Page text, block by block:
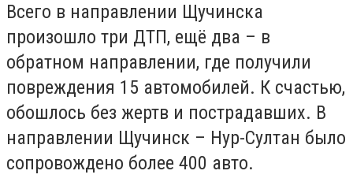
Всего в направлении Щучинска
произошло три ДТП, ещё два – в
обратном направлении, где получили
повреждения 15 автомобилей. К счастью,
обошлось без жертв и пострадавших. В
направлении Щучинск – Нур-Султан было
сопровождено более 400 авто.